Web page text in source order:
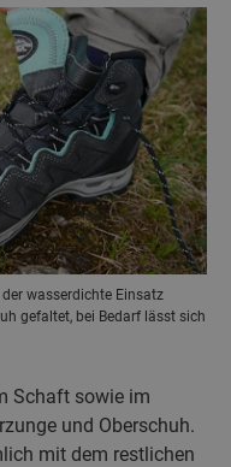
wasserdichte Einsatz
gefaltet, bei Bedarf lässt sich
Schaft sowie im
und Oberschuh.
mit dem restlichen